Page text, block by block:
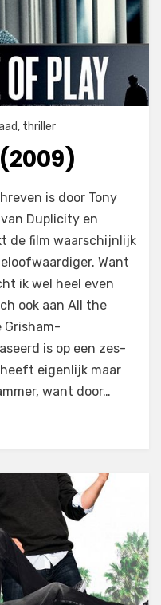
, thriller
(2009)
is door Tony
Duplicity en
de film waarschijnlijk
Want
ik wel heel even
ook aan All the
Grisham-
is op een zes-
eigenlijk maar
want door…